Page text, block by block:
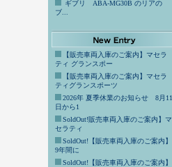
ギブリ ABA-MG30B のリアの
ブ...
【販売車両入庫のご案内】マセラ
ティ グランスポー
【販売車両入庫のご案内】マセラ
ティグランスポーツ
2026年 夏季休業のお知らせ 8月11
日から1
SoldOut!販売車両入庫のご案内】マ
セラティ
SoldOut!【販売車両入庫のご案内】
9年間に
SoldOut!【販売車両入庫のご案内】